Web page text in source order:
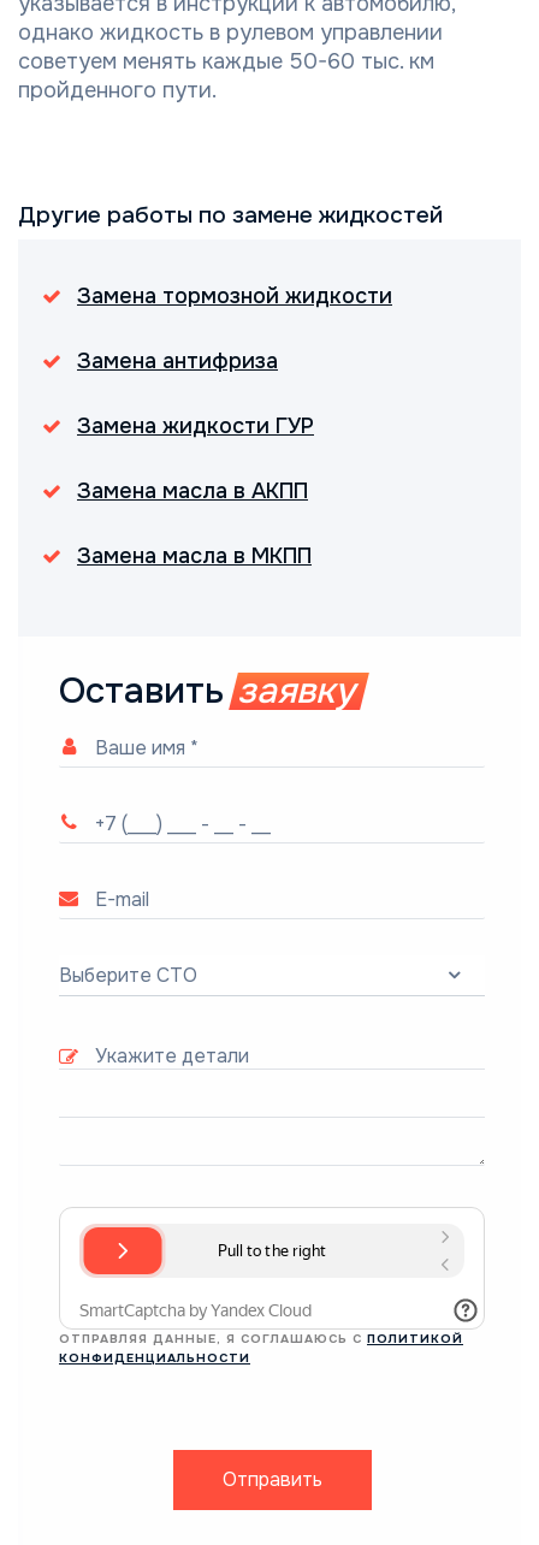
однако жидкость в рулевом управлении
советуем менять каждые 50-60 тыс. км
пройденного пути.
Другие работы по замене жидкостей
Замена тормозной жидкости
Замена антифриза
Замена жидкости ГУР
Замена масла в АКПП
Замена масла в МКПП
Оставить заявку
Выберите СТО
ОТПРАВЛЯЯ ДАННЫЕ, Я СОГЛАШАЮСЬ С ПОЛИТИКОЙ
КОНФИДЕНЦИАЛЬНОСТИ
Отправить